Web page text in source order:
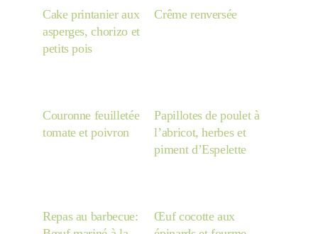
Cake printanier aux
asperges, chorizo et
petits pois
Crême renversée
Couronne feuilletée
tomate et poivron
Papillotes de poulet à
l’abricot, herbes et
piment d’Espelette
Repas au barbecue:
Œuf cocotte aux